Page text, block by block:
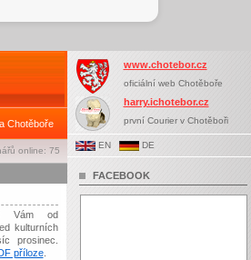
Chotěboře
online: 75
Vám od
kulturních
prosinec.
příloze.
www.chotebor.cz
oficiální web Chotěboře
harry.ichotebor.cz
první Courier v Chotěboři
EN DE
FACEBOOK